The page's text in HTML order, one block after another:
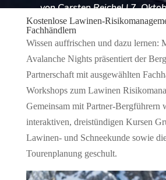
vonCarsten Reichel|7.
Top Thema
Kostenlose Lawinen-
Fachhändlern
Wissen auffrischen und dazu lernen:
Avalanche Nights präsentiert der
Partnerschaft mit ausgewählten
Workshops zum Lawinen
Gemeinsam mit Partner-Bergführern
interaktiven, dreistündigen Kursen
Lawinen- und Schneekunde sowie
Tourenplanung geschult.